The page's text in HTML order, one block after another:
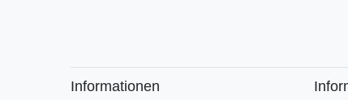
Informationen